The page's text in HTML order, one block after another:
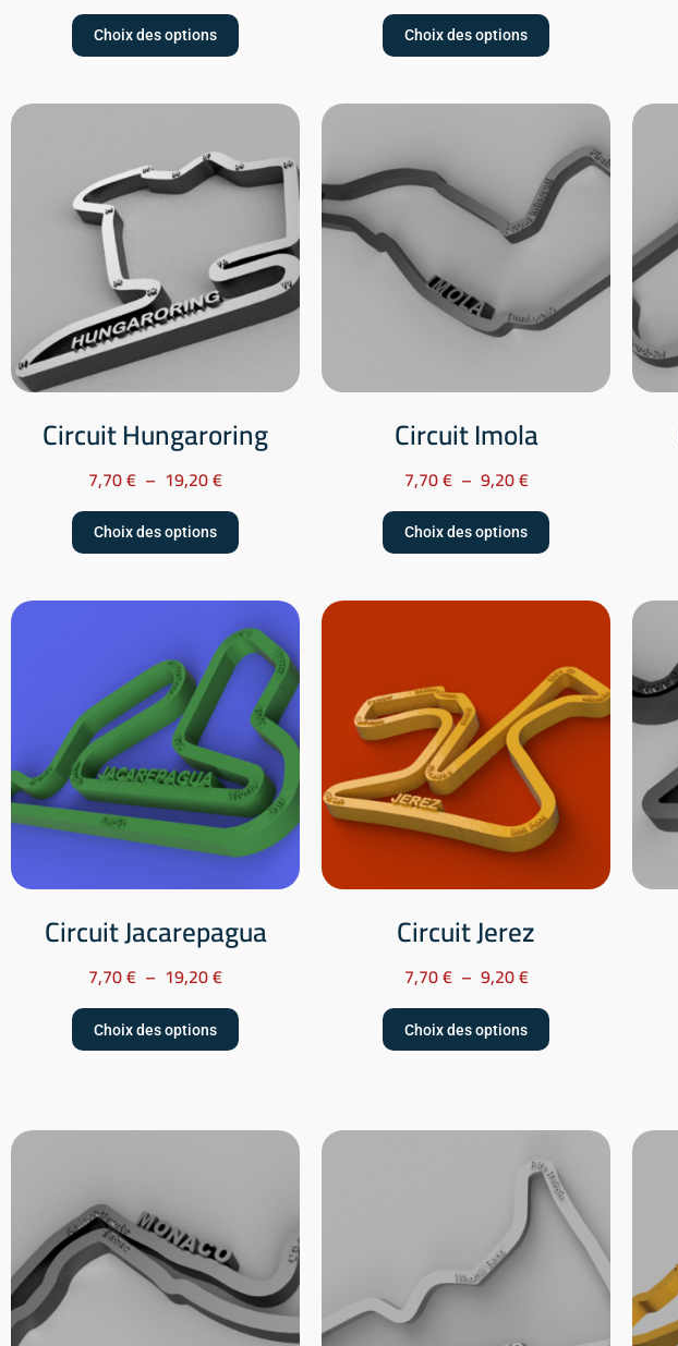
Choix des options Choix des options
Circuit Hungaroring
7,70€ – 19,20€
Choix des options
Circuit Imola
7,70€ – 9,20€
Choix des options
Circuit Jacarepagua
7,70€ – 19,20€
Choix des options
Circuit Jerez
7,70€ – 9,20€
Choix des options